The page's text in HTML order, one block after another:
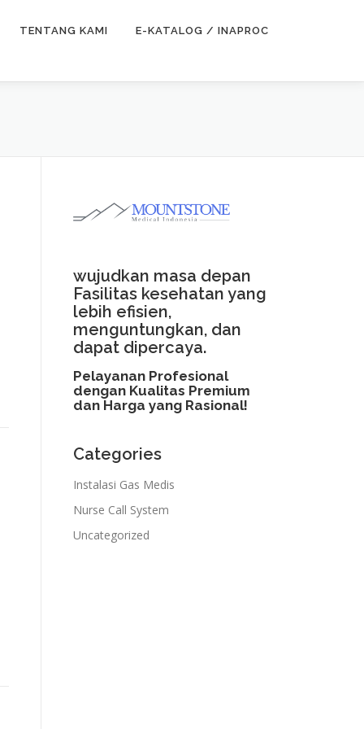
TENTANG KAMI E-KATALOG / INAPROC
wujudkan masa depan
Fasilitas kesehatan yang
lebih efisien,
menguntungkan, dan
dapat dipercaya.
Pelayanan Profesional
dengan Kualitas Premium
dan Harga yang Rasional!​
Categories
Instalasi Gas Medis
Nurse Call System
Uncategorized